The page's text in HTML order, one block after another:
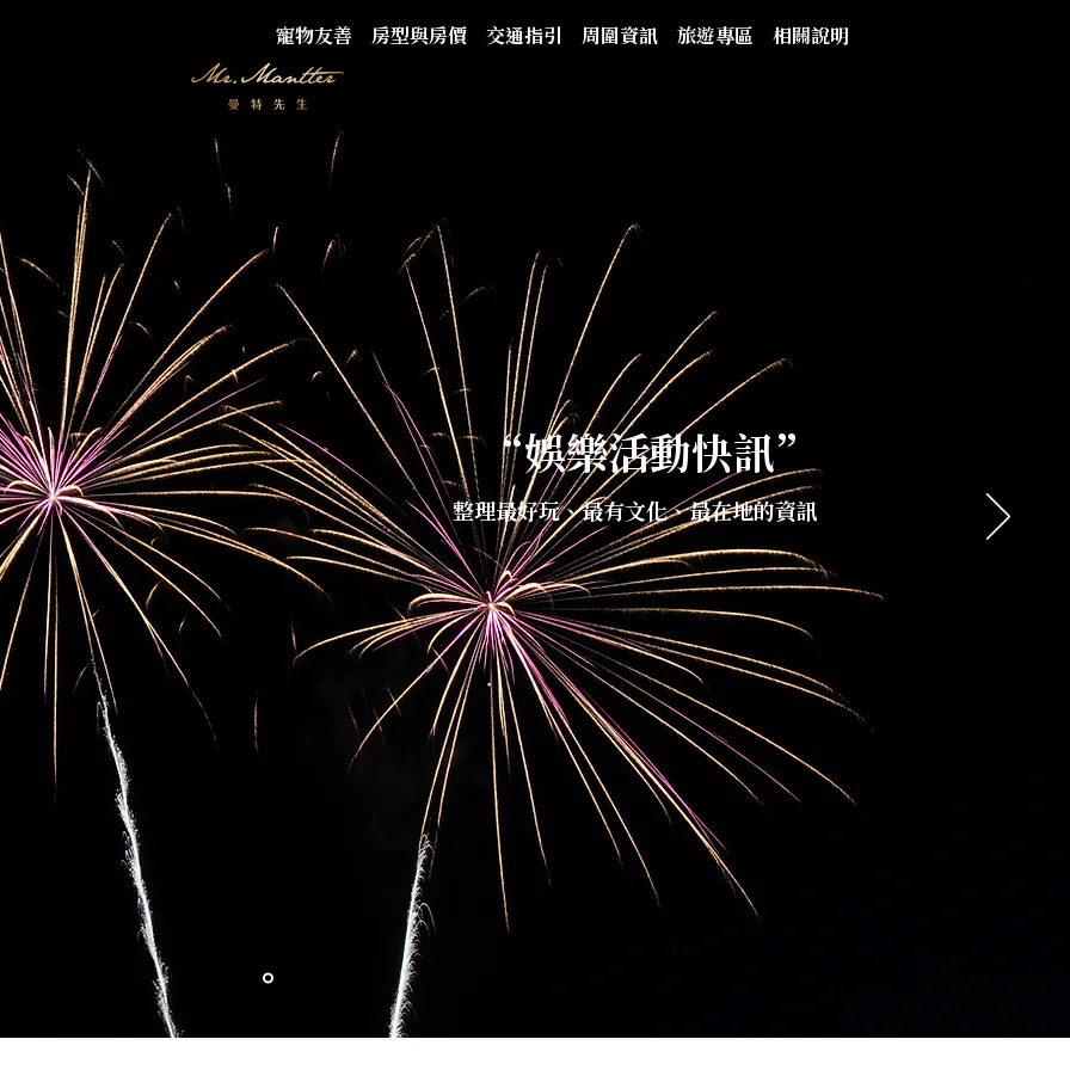
寵物友善 房型與房價 交通指引 周圍資訊 旅遊專區 相關說明
“娛樂活動快訊”
整理最好玩、最有文化、最在地的資訊